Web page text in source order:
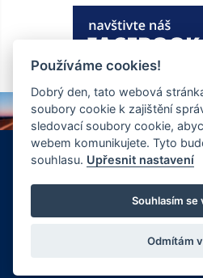
+420 326 901 186
© Copyright 2026 Společnost
FlexiSystems s.r.o.:e-learning,
Vyrobil FlexiSystems s.r.o.
Používáme cookies!
Dobrý den, tato webová
soubory cookie k zajištění
sledovací soubory cookie,
webem komunikujete. Tyto
souhlasu. Upřesnit nastavení
Souhlasím se
Odmítám